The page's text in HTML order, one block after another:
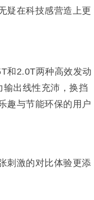
疑在科技感营造上更
和2.0T两种高效发动
出线性充沛，换挡
趣与节能环保的用户
刺激的对比体验更添